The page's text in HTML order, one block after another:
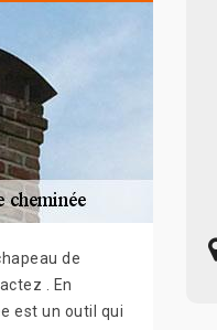
de
. En
est un outil qui